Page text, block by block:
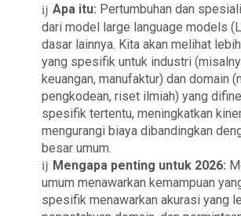
Apa itu: Pertumbuhan dan
dari model large language models
dasar lainnya. Kita akan melihat
yang spesifik untuk industri
keuangan, manufaktur) dan domain
pengkodean, riset ilmiah) yang
spesifik tertentu, meningkatkan
mengurangi biaya dibandingkan
besar umum.
Mengapa penting untuk 2026:
umum menawarkan kemampuan
spesifik menawarkan akurasi yang